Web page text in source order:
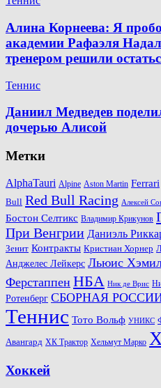
Алина Корнеева: Я
академии Рафаэля
тренером решили
Теннис
Даниил Медведев
дочерью Алисой
Метки
AlphaTauri Alpine Aston Martin Ferrari
Bull Red Bull Racing Алексей
Бостон Селтикс Владимир Крикунов
При Венгрии Даниэль
Зенит Контракты Кристиан Хорнер
Анджелес Лейкерс Льюис
Ферстаппен НБА Ник де Врис
Ротенберг СБОРНАЯ
Теннис Тото Вольф УНИКС
Авангард ХК Трактор Хельмут Марко
Хоккей